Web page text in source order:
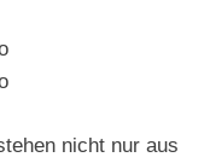
nicht nur aus